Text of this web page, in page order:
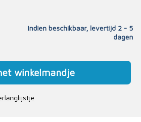
Indien beschikbaar, levertijd 2 - 5
dagen
winkelmandje